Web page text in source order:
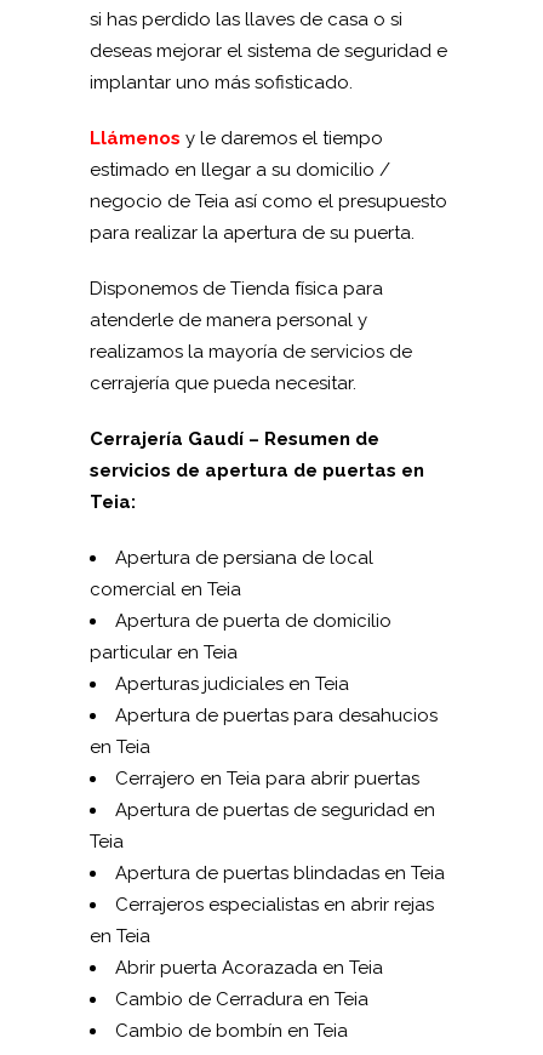
si has perdido las llaves de casa o si
deseas mejorar el sistema de seguridad e
implantar uno más sofisticado.
Llámenos y le daremos el tiempo
estimado en llegar a su domicilio /
negocio de Teia así como el presupuesto
para realizar la apertura de su puerta.
Disponemos de Tienda física para
atenderle de manera personal y
realizamos la mayoría de servicios de
cerrajería que pueda necesitar.
Cerrajería Gaudí – Resumen de
servicios de apertura de puertas en
Teia:
Apertura de persiana de local
comercial en Teia
Apertura de puerta de domicilio
particular en Teia
Aperturas judiciales en Teia
Apertura de puertas para desahucios
en Teia
Cerrajero en Teia para abrir puertas
Apertura de puertas de seguridad en
Teia
Apertura de puertas blindadas en Teia
Cerrajeros especialistas en abrir rejas
en Teia
Abrir puerta Acorazada en Teia
Cambio de Cerradura en Teia
Cambio de bombín en Teia